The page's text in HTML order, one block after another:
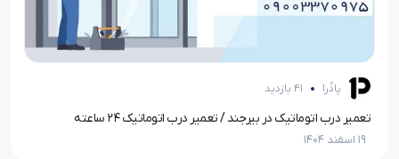
پادُرا 41 بازدید
تعمیر درب اتوماتیک در بیرجند / تعمیر درب اتوماتیک ۲۴ ساعته
19 اسفند 1404